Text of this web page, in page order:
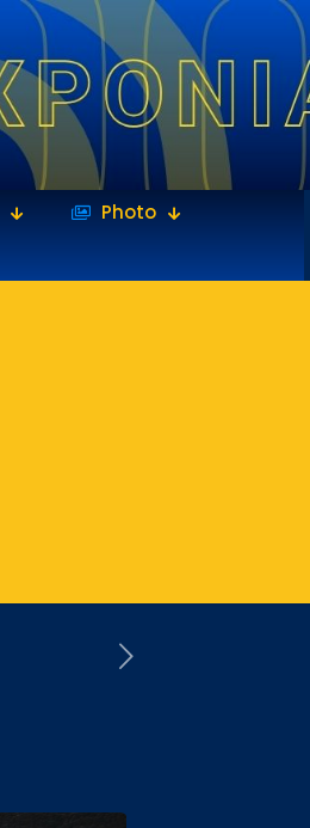
‎‏‏‎ ‎Photo